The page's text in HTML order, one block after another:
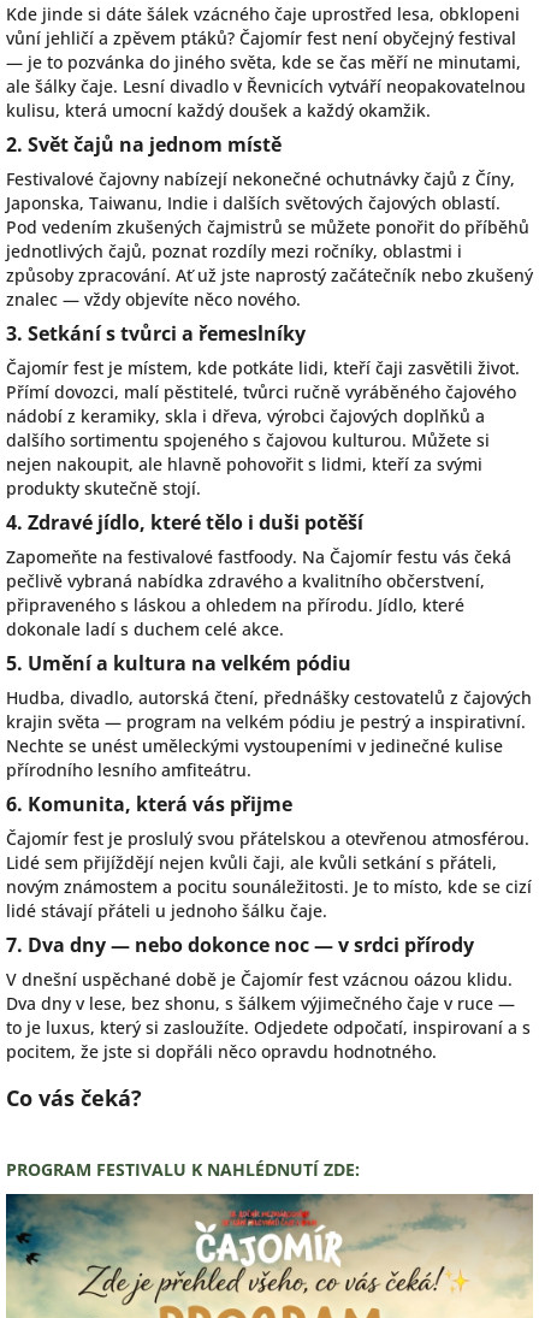
Kde jinde si dáte šálek vzácného čaje uprostřed lesa, obklopeni
vůní jehličí a zpěvem ptáků? Čajomír fest není obyčejný festival
— je to pozvánka do jiného světa, kde se čas měří ne minutami,
ale šálky čaje. Lesní divadlo v Řevnicích vytváří neopakovatelnou
kulisu, která umocní každý doušek a každý okamžik.
2. Svět čajů na jednom místě
Festivalové čajovny nabízejí nekonečné ochutnávky čajů z Číny,
Japonska, Taiwanu, Indie i dalších světových čajových oblastí.
Pod vedením zkušených čajmistrů se můžete ponořit do příběhů
jednotlivých čajů, poznat rozdíly mezi ročníky, oblastmi i
způsoby zpracování. Ať už jste naprostý začátečník nebo zkušený
znalec — vždy objevíte něco nového.
3. Setkání s tvůrci a řemeslníky
Čajomír fest je místem, kde potkáte lidi, kteří čaji zasvětili život.
Přímí dovozci, malí pěstitelé, tvůrci ručně vyráběného čajového
nádobí z keramiky, skla i dřeva, výrobci čajových doplňků a
dalšího sortimentu spojeného s čajovou kulturou. Můžete si
nejen nakoupit, ale hlavně pohovořit s lidmi, kteří za svými
produkty skutečně stojí.
4. Zdravé jídlo, které tělo i duši potěší
Zapomeňte na festivalové fastfoody. Na Čajomír festu vás čeká
pečlivě vybraná nabídka zdravého a kvalitního občerstvení,
připraveného s láskou a ohledem na přírodu. Jídlo, které
dokonale ladí s duchem celé akce.
5. Umění a kultura na velkém pódiu
Hudba, divadlo, autorská čtení, přednášky cestovatelů z čajových
krajin světa — program na velkém pódiu je pestrý a inspirativní.
Nechte se unést uměleckými vystoupeními v jedinečné kulise
přírodního lesního amfiteátru.
6. Komunita, která vás přijme
Čajomír fest je proslulý svou přátelskou a otevřenou atmosférou.
Lidé sem přijíždějí nejen kvůli čaji, ale kvůli setkání s přáteli,
novým známostem a pocitu sounáležitosti. Je to místo, kde se cizí
lidé stávají přáteli u jednoho šálku čaje.
7. Dva dny — nebo dokonce noc — v srdci přírody
V dnešní uspěchané době je Čajomír fest vzácnou oázou klidu.
Dva dny v lese, bez shonu, s šálkem výjimečného čaje v ruce —
to je luxus, který si zasloužíte. Odjedete odpočatí, inspirovaní a s
pocitem, že jste si dopřáli něco opravdu hodnotného.
Co vás čeká?
PROGRAM FESTIVALU K NAHLÉDNUTÍ ZDE: